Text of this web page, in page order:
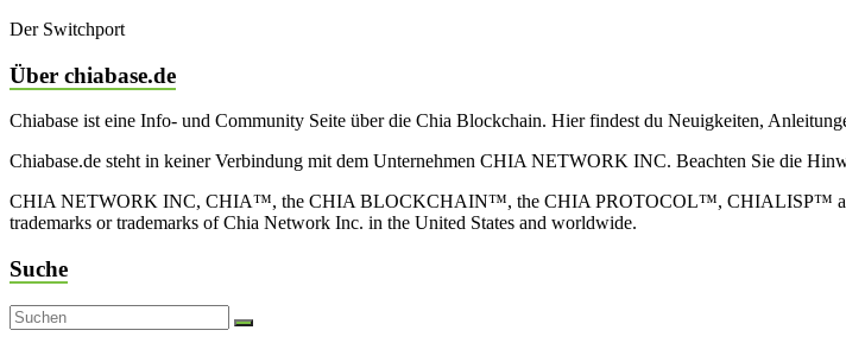
Der Switchport
Über chiabase.de
Chiabase ist eine Info- und Community Seite über die Chia Blockchain. Hier findest du Neuigkeiten,
Chiabase.de steht in keiner Verbindung mit dem Unternehmen CHIA NETWORK INC. Beachten Sie die
CHIA NETWORK INC, CHIA™, the CHIA BLOCKCHAIN™, the CHIA PROTOCOL™, CHIALISP™ and
trademarks or trademarks of Chia Network Inc. in the United States and worldwide.
Suche